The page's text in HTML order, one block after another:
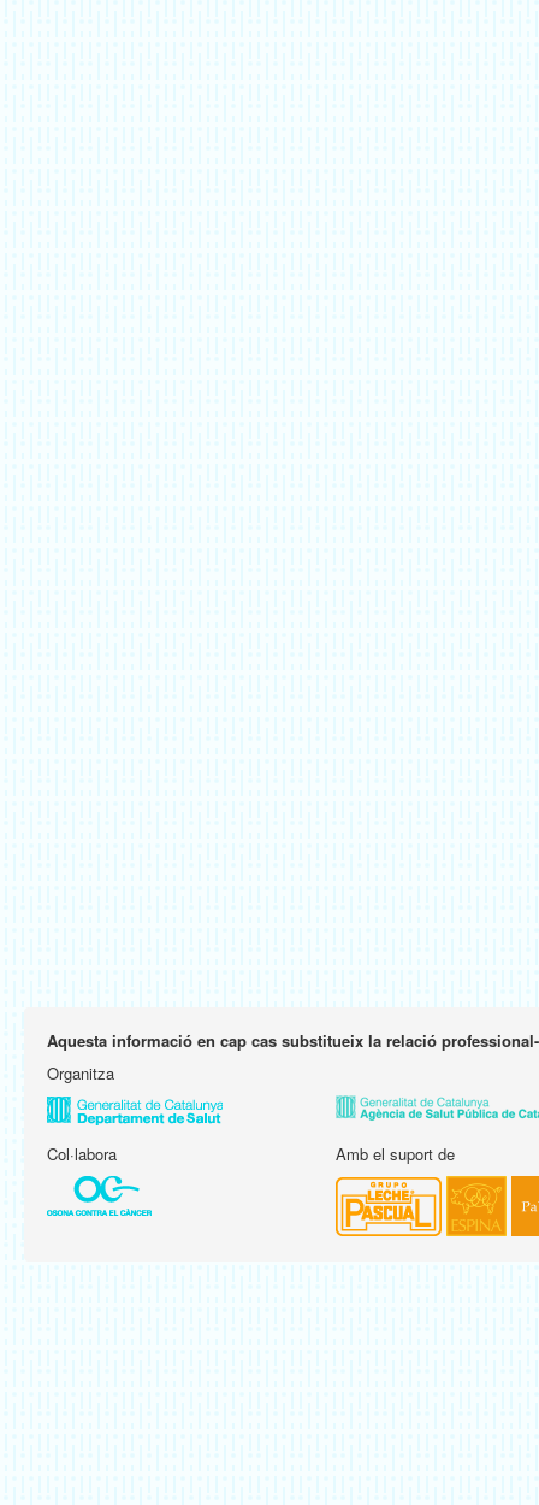
Aquesta informació en cap cas substitueix la relació
Organitza
Col·labora Amb el suport de